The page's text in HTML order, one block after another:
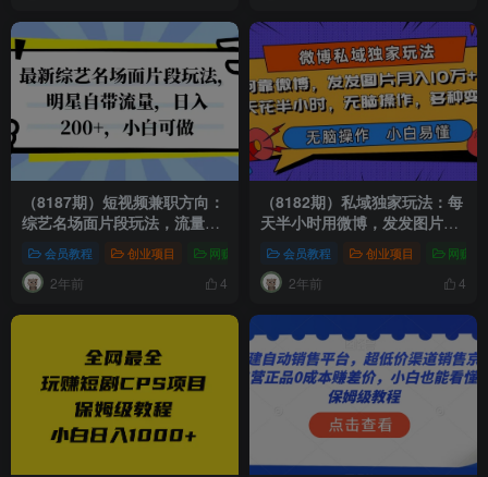
（8187期）短视频兼职方向：
综艺名场面片段玩法，流量
大，容易爆，日入200+，适合
新手会员教程 创业项目 网赚项目 新媒体项目 爆粉引流项目
2年前 4
（8182期）私域独家玩法：每
天半小时用微博，发发图片月
入10万+，‌简单无脑操作快上
手 会员教程 创业项目 网赚项
2年前 4